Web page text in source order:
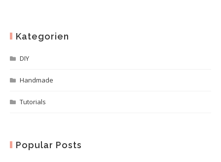
Kategorien
DIY
Handmade
Tutorials
Popular Posts